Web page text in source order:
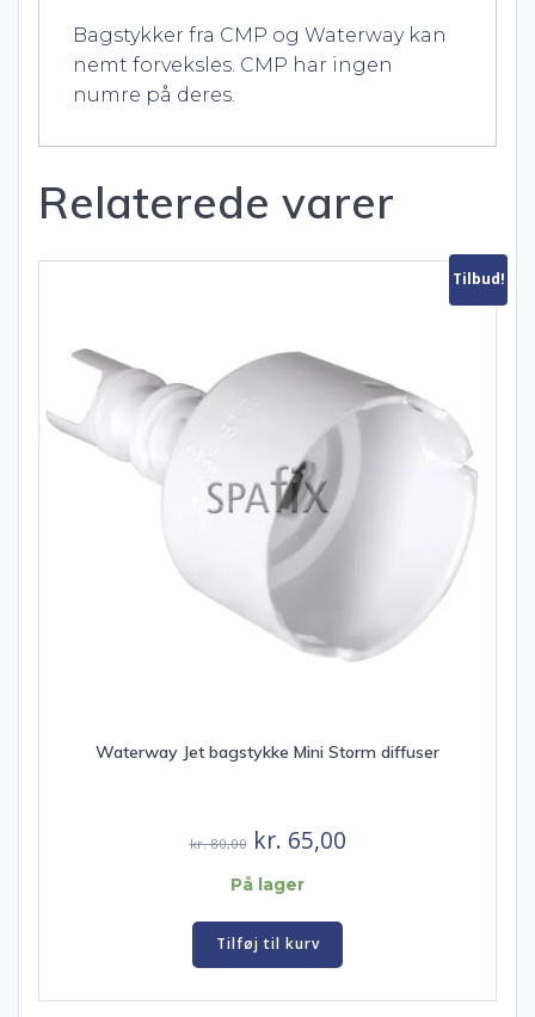
Bagstykker fra CMP og Waterway kan
nemt forveksles. CMP har ingen
numre på deres.
Relaterede varer
Tilbud!
Waterway Jet bagstykke Mini Storm diffuser
kr.80,00 Den
oprindelige
var:
kr. 80,00.
kr. 65,00Den
På lager
Tilføj til kurv